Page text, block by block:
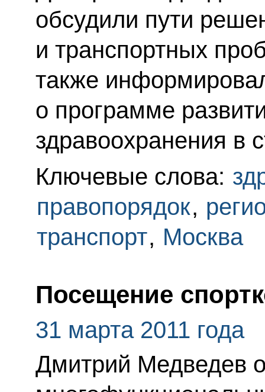
обсудили пути
и транспортных
также
о программе
здравоохранения в
Ключевые слова:
правопорядок,
транспорт, Москва
Посещение
31 марта 2011 года
Дмитрий Медведев